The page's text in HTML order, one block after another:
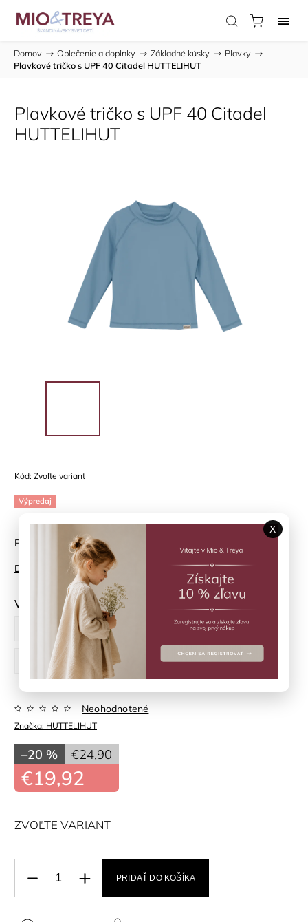
Domov / Oblečenie a doplnky / Základné kúsky / Plavky /
Plavkové tričko s UPF 40 Citadel HUTTELIHUT
Plavkové tričko s UPF 40 Citadel
HUTTELIHUT
Kód: Zvoľte variant
Výpredaj
Plavkové tričko HUTTELIHUT - jednoduchosť, ktorá chráni
Detailné informácie
Veľkosť
98 cm 104 cm 110 cm
116 cm 122 cm 128 cm
Značka: HUTTELIHUT
Neohodnotené
€24,90
–20 %
€19,92
ZVOĽTE VARIANT
PRIDAŤ DO KOŠÍKA
X